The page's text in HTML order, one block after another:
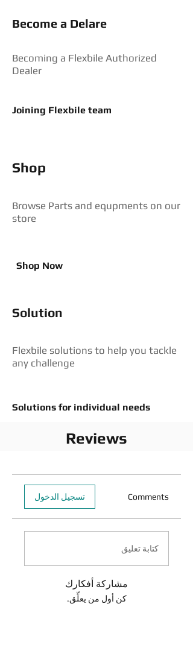
Become a Delare
Becoming a Flexbile Authorized
Dealer
Joining Flexbile team
Shop
Browse Parts and equpments on our
store
Shop Now
Solution
Flexbile solutions to help you tackle
any challenge
Solutions for individual needs
Reviews
Comments تسجيل الدخول
كتابة تعليق
مشاركة أفكارك
كن أول من يعلِّق.